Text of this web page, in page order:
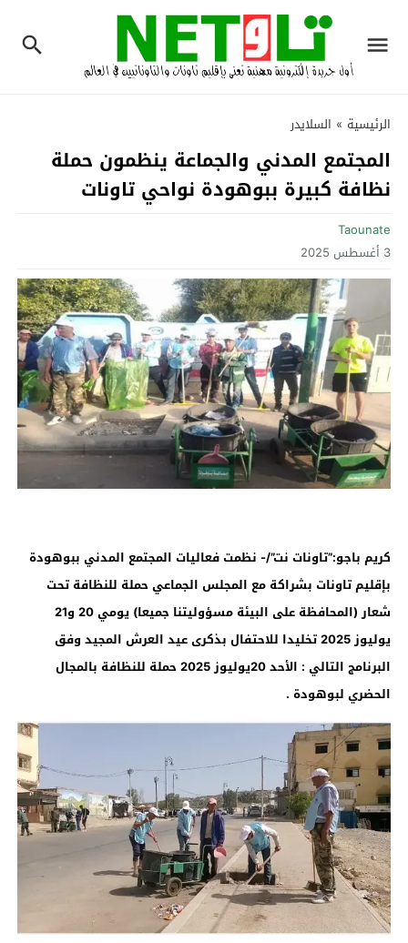
الرئيسية » السلايدر
المجتمع المدني والجماعة ينظمون حملة
نظافة كبيرة ببوهودة نواحي تاونات‎
Taounate
3 أغسطس 2025
كريم باجو:”تاونات نت”/- نظمت فعاليات المجتمع المدني ببوهودة
بإقليم تاونات بشراكة مع المجلس الجماعي حملة للنظافة تحت
شعار (المحافظة على البيئة مسؤوليتنا جميعا) يومي 20 و21
يوليوز 2025 تخليدا للاحتفال بذكرى عيد العرش المجيد وفق
البرنامج التالي : الأحد 20يوليوز 2025 حملة للنظافة بالمجال
الحضري لبوهودة.